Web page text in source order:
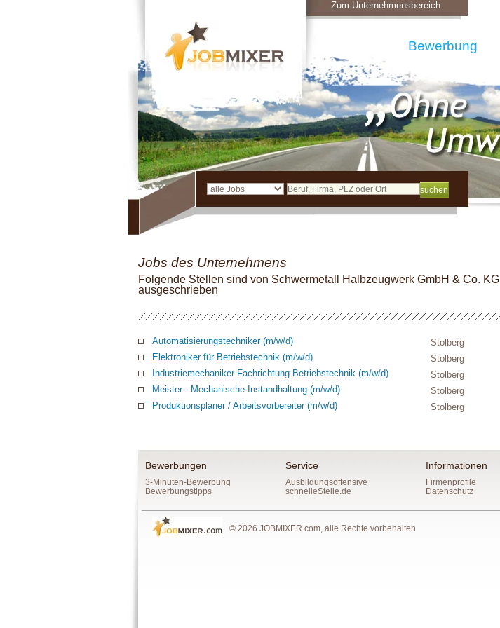
Zum Unternehmensbereich
Jobs des Unternehmens
Folgende Stellen sind von Schwermetall Halbzeugwerk GmbH & Co. KG
ausgeschrieben
Automatisierungstechniker (m/w/d) Stolberg
Elektroniker für Betriebstechnik (m/w/d)
Stolberg
Industriemechaniker Fachrichtung Betriebstechnik (m/w/d)
Stolberg
Meister - Mechanische Instandhaltung (m/w/d)
Stolberg
Produktionsplaner / Arbeitsvorbereiter (m/w/d)
Stolberg
Bewerbung
Bewerbungen
3-Minuten-Bewerbung
Bewerbungstipps
Service
Ausbildungsoffensive
schnelleStelle.de
Informationen
Firmenprofile
Datenschutz
© 2026 JOBMIXER.com, alle Rechte vorbehalten